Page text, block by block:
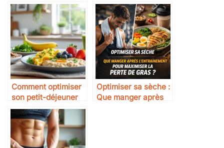
Comment optimiser
son petit-déjeuner
sportif
Optimiser sa sèche :
Que manger après